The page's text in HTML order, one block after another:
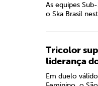
As equipes
o Ska Brasil
Tricolor
liderança
Em duelo